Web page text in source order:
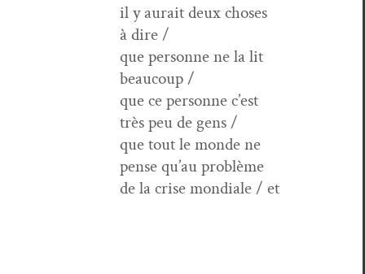
il y aurait deux choses
à dire /
que per­son­ne ne la lit
beaucoup /
que ce per­son­ne c’est
très peu de gens /
que tout le monde ne
pense qu’au prob­lème
de la crise mon­di­ale / et